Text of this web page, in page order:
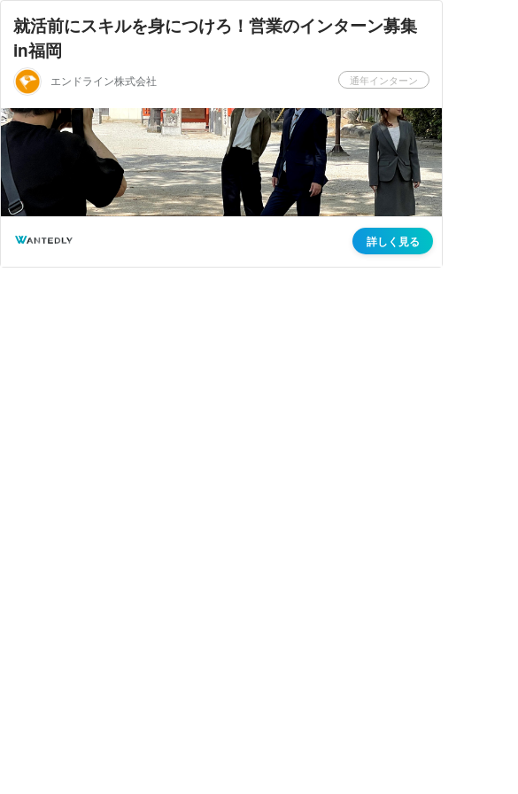
就活前にスキルを身につけろ！営業のインターン募集
in福岡
エンドライン株式会社 通年インターン
詳しく見る